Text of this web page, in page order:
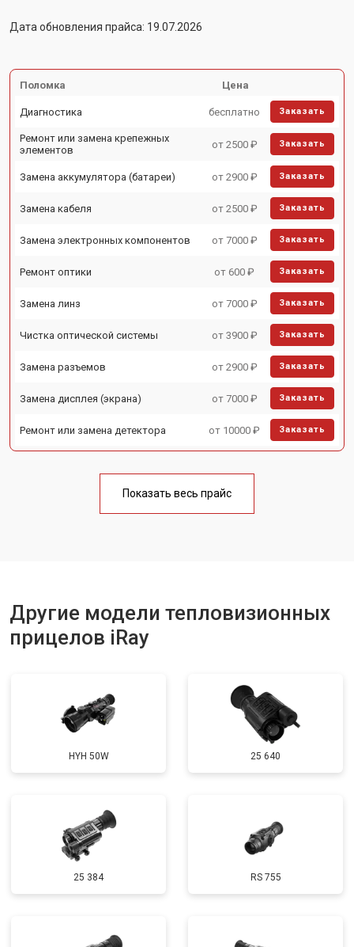
Дата обновления прайса: 19.07.2026
Поломка Цена
Диагностика бесплатно Заказать
Ремонт или замена крепежных
элементов
от 2500 ₽ Заказать
Замена аккумулятора (батареи) от 2900 ₽ Заказать
Замена кабеля от 2500 ₽ Заказать
Замена электронных компонентов от 7000 ₽ Заказать
Ремонт оптики от 600 ₽ Заказать
Замена линз от 7000 ₽ Заказать
Чистка оптической системы от 3900 ₽ Заказать
Замена разъемов от 2900 ₽ Заказать
Замена дисплея (экрана) от 7000 ₽ Заказать
Ремонт или замена детектора от 10000 ₽ Заказать
Показать весь прайс
Другие модели тепловизионных
прицелов iRay
HYH 50W 25 640
25 384 RS 755